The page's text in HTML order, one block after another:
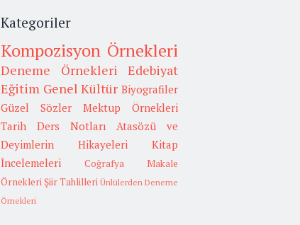
Kategoriler
Kompozisyon Örnekleri
Deneme Örnekleri
Edebiyat
Eğitim Genel Kültür Biyografiler
Güzel Sözler
Mektup Örnekleri
Tarih
Ders Notları
Atasözü ve
Deyimlerin Hikayeleri
Kitap
İncelemeleri
Coğrafya
Makale
Örnekleri Şiir Tahlilleri Ünlülerden Deneme
Örnekleri